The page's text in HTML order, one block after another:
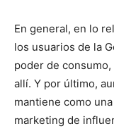
En general, en lo
los usuarios de la
poder de
allí. Y por último,
mantiene como
marketing de